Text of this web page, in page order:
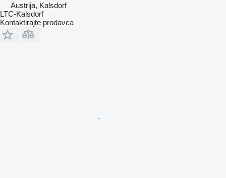
Austrija, Kalsdorf
LTC-Kalsdorf
Kontaktirajte prodavca